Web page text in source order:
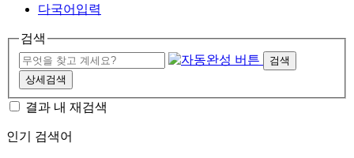
다국어입력
검색
검색
상세검색
결과 내 재검색
인기 검색어